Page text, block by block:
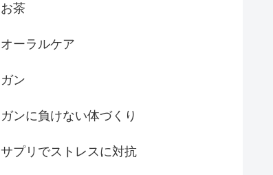
お茶
オーラルケア
ガン
ガンに負けない体づくり
サプリでストレスに対抗